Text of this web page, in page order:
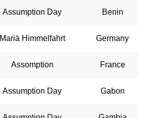
Assumption Day Benin
Mariä Himmelfahrt Germany
Assomption France
Assumption Day Gabon